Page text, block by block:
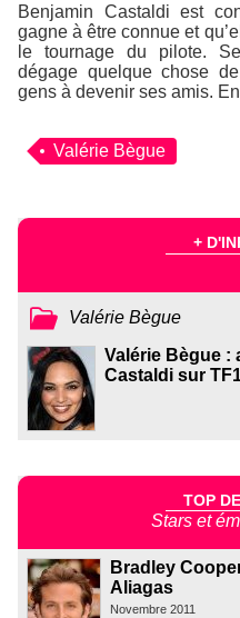
Benjamin Castaldi est
gagne à être connue et
le tournage du pilote.
dégage quelque chose
gens à devenir ses amis.
Valérie Bègue
+
Valérie Bègue
Valérie Bègue :
Castaldi sur
TOP
Stars et
Bradley
Aliagas
Novembre 2011